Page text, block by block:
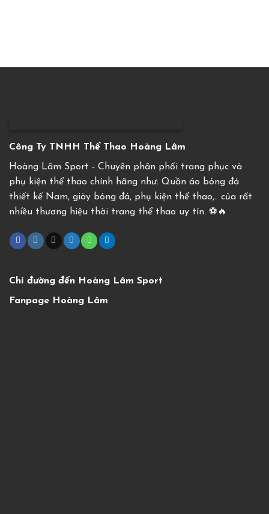
Công Ty TNHH Thể Thao Hoàng Lâm
Hoàng Lâm Sport - Chuyên phân phối trang phục và
phụ kiện thể thao chính hãng như: Quần áo bóng đá
thiết kế Nam, giày bóng đá, phụ kiện thể thao,.. của rất
nhiều thương hiệu thời trang thể thao uy tín. ⚽️🔥
Chỉ đường đến Hoàng Lâm Sport
Fanpage Hoàng Lâm